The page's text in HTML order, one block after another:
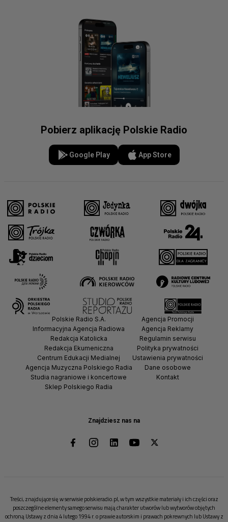
Pobierz aplikację Polskie Radio
Google Play App Store
Znajdziesz nas na
Polskie Radio S.A.
Informacyjna Agencja Radiowa
Redakcja Katolicka
Redakcja Ekumeniczna
Centrum Edukacji Medialnej
Agencja Muzyczna Polskiego Radia
Studia nagraniowe i koncertowe
Sklep Polskiego Radia
Agencja Promocji
Agencja Reklamy
Regulamin serwisu
Polityka prywatności
Ustawienia prywatności
Dane osobowe
Kontakt
Treści, znajdujące się w serwisie polskieradio.pl, w tym wszystkie materiały i ich części oraz
poszczególne elementy samego serwisu mają charakter utworów lub wytworów objętych
ochroną Ustawy z dnia 4 lutego 1994 r. o prawie autorskim i prawach pokrewnych lub Ustawy z